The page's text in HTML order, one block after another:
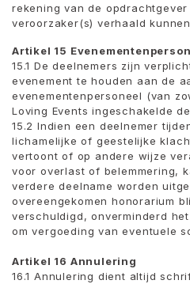
rekening van de
veroorzaker(s) verhaald
Artikel 15
15.1 De deelnemers zijn
evenement te houden aan de
evenementenpersoneel (van
Loving Events ingeschakelde
15.2 Indien een deelnemer
lichamelijke of geestelijke
vertoont of op andere wijze
voor overlast of belemmering,
verdere deelname worden
overeengekomen honorarium
verschuldigd, onverminderd
om vergoeding van eventuele
Artikel 16 Annulering
16.1 Annulering dient altijd